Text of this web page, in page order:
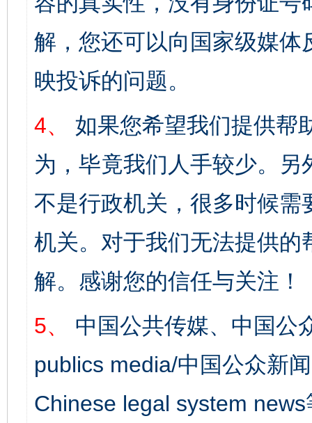
解，您还可以向国家级媒
映投诉的问题。
4、
如果您希望我们提供帮
为，毕竟我们人手较少。
不是行政机关，很多时候
机关。对于我们无法提供
解。感谢您的信任与关注！
5、
中国公共传媒、中国公
publics media/中国公众新
Chinese legal system